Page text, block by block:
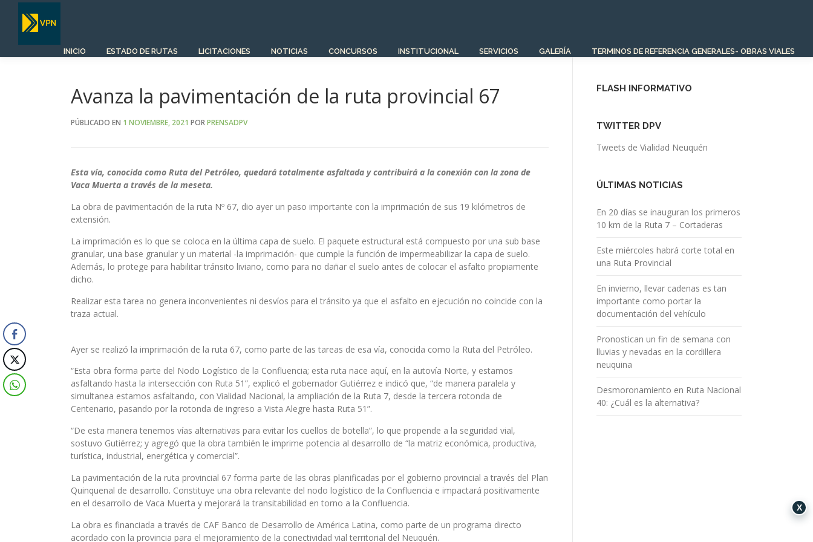
Saltar
contenido
INICIO ESTADO DE RUTAS LICITACIONES NOTICIAS CONCURSOS INSTITUCIONAL SERVICIOS GALERÍA TERMINOS DE REFERENCIA GENERALES- OBRAS VIALES
Avanza la pavimentación de la ruta provincial 67
PÚBLICADO EN 1 NOVIEMBRE, 2021 PORPRENSADPV
Esta vía, conocida como Ruta del Petróleo, quedará totalmente asfaltada y contribuirá a la conexión con la zona de
Vaca Muerta a través de la meseta.
La obra de pavimentación de la ruta Nº 67, dio ayer un paso importante con la imprimación de sus 19 kilómetros de
extensión.
La imprimación es lo que se coloca en la última capa de suelo. El paquete estructural está compuesto por una sub base
granular, una base granular y un material -la imprimación- que cumple la función de impermeabilizar la capa de suelo.
Además, lo protege para habilitar tránsito liviano, como para no dañar el suelo antes de colocar el asfalto propiamente
dicho.
Realizar esta tarea no genera inconvenientes ni desvíos para el tránsito ya que el asfalto en ejecución no coincide con la
traza actual.
Ayer se realizó la imprimación de la ruta 67, como parte de las tareas de esa vía, conocida como la Ruta del Petróleo.
“Esta obra forma parte del Nodo Logístico de la Confluencia; esta ruta nace aquí, en la autovía Norte, y estamos
asfaltando hasta la intersección con Ruta 51”, explicó el gobernador Gutiérrez e indicó que, “de manera paralela y
simultanea estamos asfaltando, con Vialidad Nacional, la ampliación de la Ruta 7, desde la tercera rotonda de
Centenario, pasando por la rotonda de ingreso a Vista Alegre hasta Ruta 51”.
“De esta manera tenemos vías alternativas para evitar los cuellos de botella”, lo que propende a la seguridad vial,
sostuvo Gutiérrez; y agregó que la obra también le imprime potencia al desarrollo de “la matriz económica, productiva,
turística, industrial, energética y comercial”.
La pavimentación de la ruta provincial 67 forma parte de las obras planificadas por el gobierno provincial a través del Plan
Quinquenal de desarrollo. Constituye una obra relevante del nodo logístico de la Confluencia e impactará positivamente
en el desarrollo de Vaca Muerta y mejorará la transitabilidad en torno a la Confluencia.
La obra es financiada a través de CAF Banco de Desarrollo de América Latina, como parte de un programa directo
acordado con la provincia para el mejoramiento de la conectividad vial territorial del Neuquén.
FLASH INFORMATIVO
TWITTER DPV
Tweets de Vialidad Neuquén
ÚLTIMAS NOTICIAS
En 20 días se inauguran los primeros
10 km de la Ruta 7 – Cortaderas
Este miércoles habrá corte total en
una Ruta Provincial
En invierno, llevar cadenas es tan
importante como portar la
documentación del vehículo
Pronostican un fin de semana con
lluvias y nevadas en la cordillera
neuquina
Desmoronamiento en Ruta Nacional
40: ¿Cuál es la alternativa?
X